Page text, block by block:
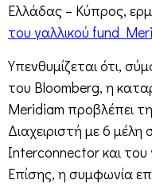
Ελλάδας – Κύπρος,
του γαλλικού fund
Υπενθυμίζεται ότι,
του Bloomberg, η
Meridiam προβλέπει
Διαχειριστή με 6
Interconnector και του
Επίσης, η συμφωνία